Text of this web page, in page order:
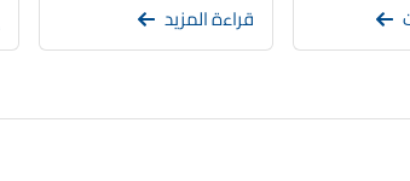
قراءة المزيد